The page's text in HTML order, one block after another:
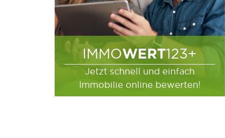
IMMOWERT123+
Jetzt schnell und einfach
Immobilie online bewerten!